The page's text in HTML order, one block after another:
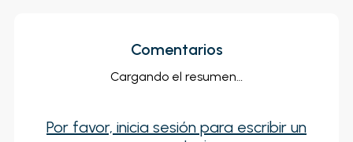
Comentarios
Cargando el resumen…
Por favor, inicia sesión para escribir un